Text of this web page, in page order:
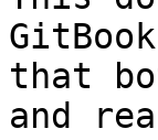
that
and